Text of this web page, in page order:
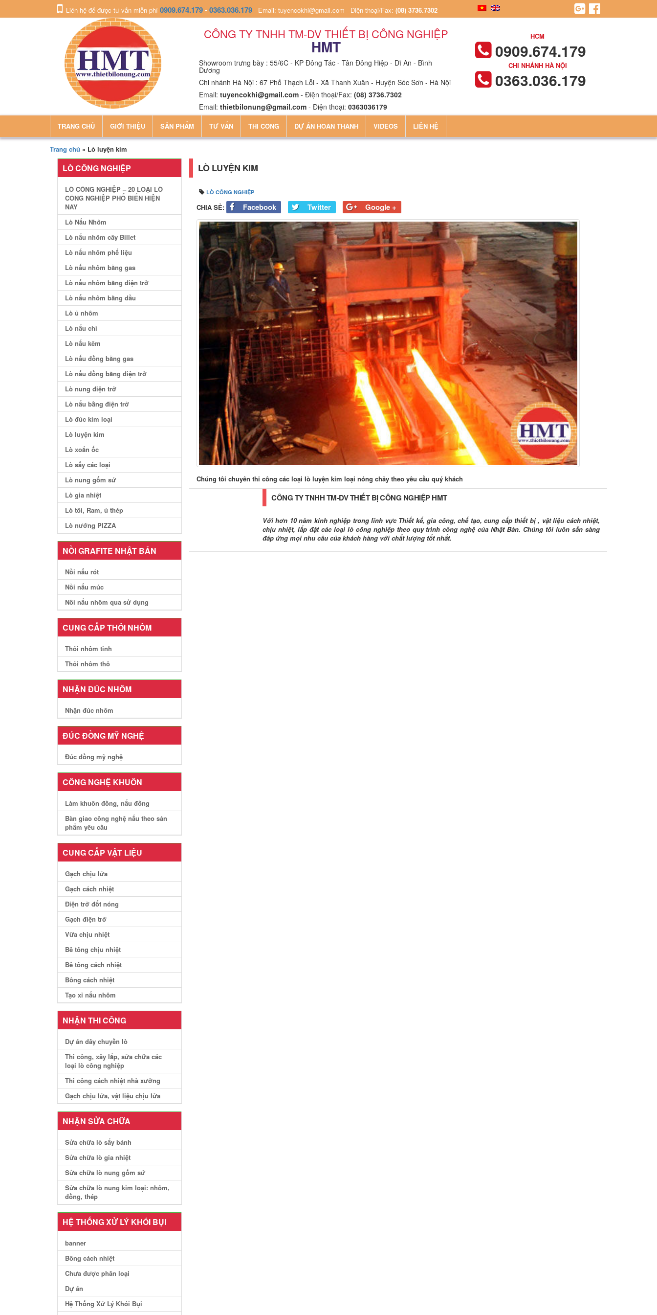
Liên hệ để được tư vấn miễn phí 0909.674.179-0363.036.179 - Email: tuyencokhi@gmail.com - Điện thoại/Fax: (08) 3736.7302
CÔNG TY TNHH TM-DV THIẾT BỊ CÔNG NGHIỆP
HMT
Showroom trưng bày : 55/6C - KP Đông Tác - Tân Đông Hiệp - Dĩ An - Bình
Dương
Chi nhánh Hà Nội : 67 Phố Thạch Lỗi - Xã Thanh Xuân - Huyện Sóc Sơn - Hà Nội
Email: tuyencokhi@gmail.com- Điện thoại/Fax: (08) 3736.7302
Email: thietbilonung@gmail.com- Điện thoại: 0363036179
HCM
0909.674.179
CHI NHÁNH HÀ NỘI
0363.036.179
TRANG CHỦ GIỚI THIỆU SẢN PHẨM TƯ VẤN THI CÔNG DỰ ÁN HOÀN THÀNH VIDEOS LIÊN HỆ
Trang chủ » Lò luyện kim
LÒ CÔNG NGHIỆP
LÒ CÔNG NGHIỆP – 20 LOẠI LÒ
CÔNG NGHIỆP PHỔ BIẾN HIỆN
NAY
Lò Nấu Nhôm
Lò nấu nhôm cây Billet
Lò nấu nhôm phế liệu
Lò nấu nhôm bằng gas
Lò nấu nhôm bằng điện trở
Lò nấu nhôm bằng dầu
Lò ủ nhôm
Lò nấu chì
Lò nấu kẽm
Lò nấu đồng bằng gas
Lò nấu đồng bằng điện trở
Lò nung điện trở
Lò nấu bằng điện trở
Lò đúc kim loại
Lò luyện kim
Lò xoắn ốc
Lò sấy các loại
Lò nung gốm sứ
Lò gia nhiệt
Lò tôi, Ram, ủ thép
Lò nướng PIZZA
NỒI GRAFITE NHẬT BẢN
Nồi nấu rót
Nồi nấu múc
Nồi nấu nhôm qua sử dụng
CUNG CẤP THỎI NHÔM
Thỏi nhôm tinh
Thỏi nhôm thô
NHẬN ĐÚC NHÔM
Nhận đúc nhôm
ĐÚC ĐỒNG MỸ NGHỆ
Đúc đồng mỹ nghệ
CÔNG NGHỆ KHUÔN
Làm khuôn đồng, nấu đồng
Bàn giao công nghệ nấu theo sản
phẩm yêu cầu
CUNG CẤP VẬT LIỆU
Gạch chịu lửa
Gạch cách nhiệt
Điện trở đốt nóng
Gạch điện trở
Vữa chịu nhiệt
Bê tông chịu nhiệt
Bê tông cách nhiệt
Bông cách nhiệt
Tạo xỉ nấu nhôm
NHẬN THI CÔNG
Dự án dây chuyền lò
Thi công, xây lắp, sửa chữa các
loại lò công nghiệp
Thi công cách nhiệt nhà xưởng
Gạch chịu lửa, vật liệu chịu lửa
NHẬN SỬA CHỮA
Sửa chữa lò sấy bánh
Sửa chữa lò gia nhiệt
Sửa chữa lò nung gốm sứ
Sửa chữa lò nung kim loại: nhôm,
đồng, thép
HỆ THỐNG XỬ LÝ KHÓI BỤI
banner
Bông cách nhiệt
Chưa được phân loại
Dự án
Hệ Thống Xử Lý Khói Bụi
LÒ LUYỆN KIM
LÒ CÔNG NGHIỆP
CHIA SẺ: Facebook Twitter Google +
Chúng tôi chuyên thi công các loại lò luyện kim loại nóng chảy theo yêu cầu quý khách
CÔNG TY TNHH TM-DV THIẾT BỊ CÔNG NGHIỆP HMT
Với hơn 10 năm kinh nghiệp trong lĩnh vực Thiết kế, gia công, chế tạo, cung cấp thiết bị , vật liệu cách nhiệt,
chịu nhiệt, lắp đặt các loại lò công nghiệp theo quy trình công nghệ của Nhật Bản. Chúng tôi luôn sẵn sàng
đáp ứng mọi nhu cầu của khách hàng với chất lượng tốt nhất.